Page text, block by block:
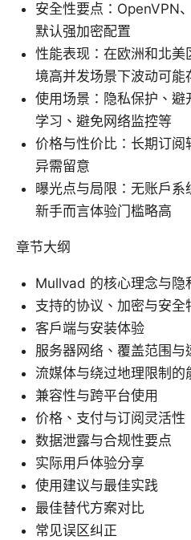
安全性要点：OpenVPN
默认强加密配置
性能表现：在欧洲和北
境高并发场景下波动可能
使用场景：隐私保护、避
学习、避免网络监控等
价格与性价比：长期订
异需留意
曝光点与局限：无账户
新手而言体验门槛略高
章节大纲
Mullvad 的核心理念与隐
支持的协议、加密与安全
客户端与安装体验
服务器网络、覆盖范围与
流媒体与绕过地理限制的
兼容性与跨平台使用
价格、支付与订阅灵活性
数据泄露与合规性要点
实际用户体验分享
使用建议与最佳实践
最佳替代方案对比
常见误区纠正